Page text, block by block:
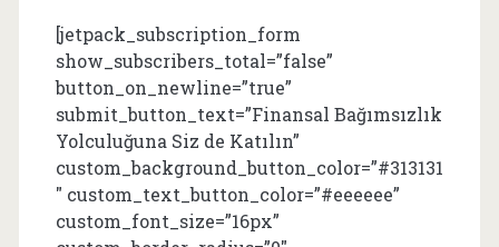
[jetpack_subscription_form
show_subscribers_total=”false”
button_on_newline=”true”
submit_button_text=”Finansal Bağımsızlık
Yolculuğuna Siz de Katılın”
custom_background_button_color=”#313131
″ custom_text_button_color=”#eeeeee”
custom_font_size=”16px”